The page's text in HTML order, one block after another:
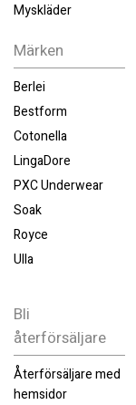
Myskläder
Märken
Berlei
Bestform
Cotonella
LingaDore
PXC Underwear
Soak
Royce
Ulla
Bli
återförsäljare
Återförsäljare med
hemsidor